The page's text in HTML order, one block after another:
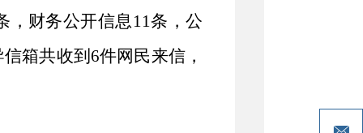
，财务公开信息11条，公
箱共收到 6件网民来信，